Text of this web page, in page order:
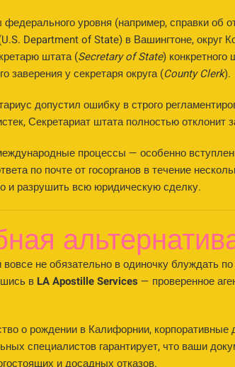
уровня (например, справки об
Department of State) в Вашингтоне, округ
штата (Secretary of State)
заверения у секретаря округа (County Clerk).
допустил ошибку в строго
Секретариат штата полностью отклонит
процессы — особенно
по почте от госорганов в течение
разрушить всю юридическую сделку.
не обязательно в одиночку блуждать
в LA Apostille Services— проверенное
о рождении в Калифорнии,
специалистов гарантирует, что ваши
и досадных отказов.